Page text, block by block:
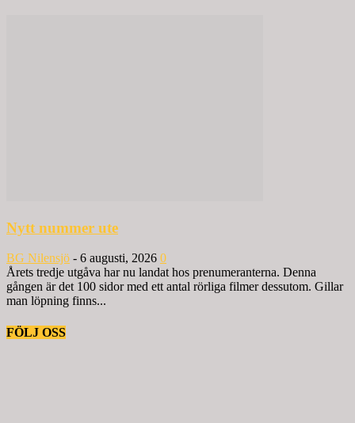
Nytt nummer ute
BG Nilensjö - 6 augusti, 2026 0
Årets tredje utgåva har nu landat hos prenumeranterna. Denna
gången är det 100 sidor med ett antal rörliga filmer dessutom. Gillar
man löpning finns...
FÖLJ OSS